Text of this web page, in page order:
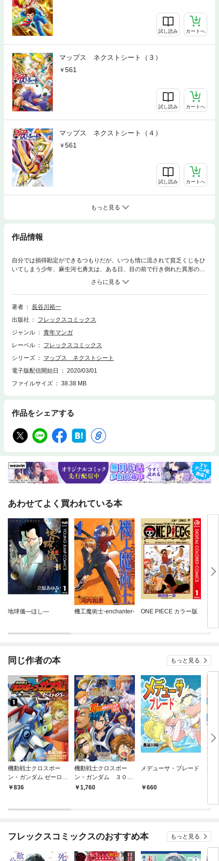
試し読み カートへ
マップス ネクストシート（３）
561
試し読み カートへ
マップス ネクストシート（４）
561
試し読み カートへ
もっと見る
作品情報
自分では損得勘定ができるつもりだが、いつも情に流されて貧乏くじをひ
いてしまう少年、麻生河七勇太は、ある日、目の前で行き倒れた異形の男
から、一人の少女を託される。彼女こそ、最新にして最強の宇宙船『ネク
シート号』の舵輪－－ミュズだった。二枚目の地図(ネクストシート)を巡
って、新たな主人公の冒険が始まる!!
著者
長谷川裕一
出版社
フレックスコミックス
ジャンル
青年マンガ
レーベル
フレックスコミックス
シリーズ
マップス ネクストシート
電子版配信開始日
2020/03/01
ファイルサイズ
38.38 MB
作品をシェアする
あわせてよく買われている本
地球儀—ほし— 機工魔術士-enchanter- ONE PIECE カラー版 東京
同じ作者の本 もっと見る
機動戦士クロスボー
ン・ガンダム ゼーロイ
バー（1）
836
機動戦士クロスボー
ン・ガンダム ３０周
年記念本
1,760
メデューサ・ブレード
660
飛
フレックスコミックスのおすすめ本 もっと見る